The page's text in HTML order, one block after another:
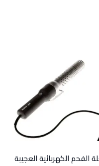
الفحم الكهربائية العجيبة